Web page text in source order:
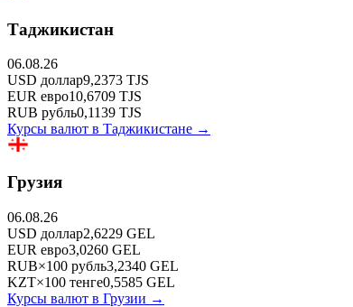
Таджикистан
06.08.26
USD доллар9,2373 TJS
EUR евро10,6709 TJS
RUB рубль0,1139 TJS
Курсы валют в Таджикистане →
Грузия
06.08.26
USD доллар2,6229 GEL
EUR евро3,0260 GEL
RUB×100 рубль3,2340 GEL
KZT×100 тенге0,5585 GEL
Курсы валют в Грузии →